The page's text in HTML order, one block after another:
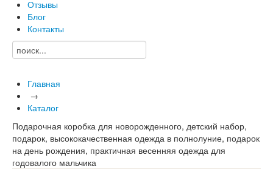
Отзывы
Блог
Контакты
Главная
→
Каталог
Подарочная коробка для новорожденного, детский набор,
подарок, высококачественная одежда в полнолуние, подарок
на день рождения, практичная весенняя одежда для
годовалого мальчика